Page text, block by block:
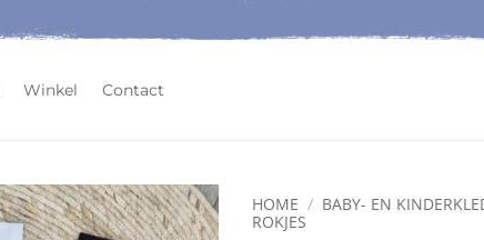
Winkel Contact
HOME / BABY- EN
ROKJES